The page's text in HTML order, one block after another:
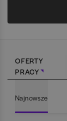
OFERTY
PRACY
Najnowsze